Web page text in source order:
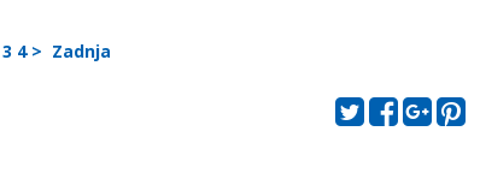
3 4 > Zadnja